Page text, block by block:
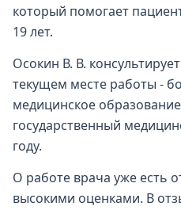
который помогает
19 лет.
Осокин В. В.
текущем месте работы -
медицинское
государственный
году.
О работе врача уже есть
высокими оценками. В